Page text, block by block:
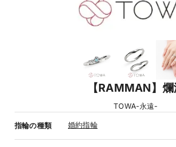
【RAMMAN】爛
TOWA-永遠-
指輪の種類 婚約指輪